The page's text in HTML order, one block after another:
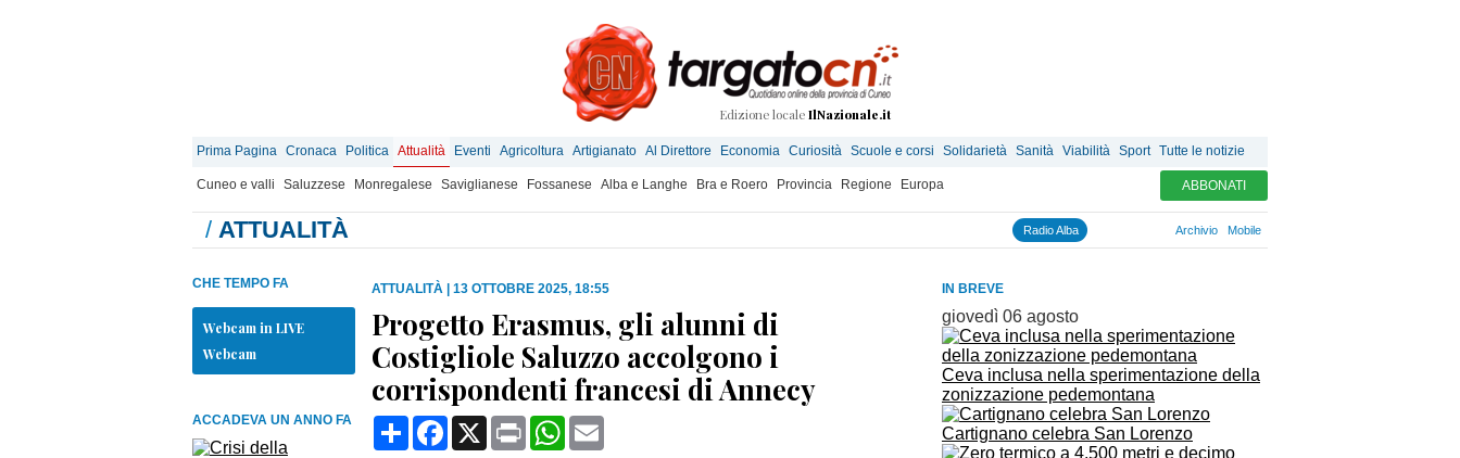
Edizione locale IlNazionale.it
Prima Pagina Cronaca Politica Attualità Eventi Agricoltura Artigianato Al Direttore Economia Curiosità Scuole e corsi Solidarietà Sanità Viabilità Sport Tutte le notizie
Cuneo e valli Saluzzese Monregalese Saviglianese Fossanese Alba e Langhe Bra e Roero Provincia Regione Europa ABBONATI
/ ATTUALITÀ Radio Alba Archivio Mobile
IN BREVE
giovedì 06 agosto
Ceva inclusa nella sperimentazione della
zonizzazione pedemontana
Cartignano celebra San Lorenzo
CHE TEMPO FA
Webcam in LIVE
Webcam
ACCADEVA UN ANNO FA
ATTUALITÀ 13 OTTOBRE 2025, 18:55
Progetto Erasmus, gli alunni di
Costigliole Saluzzo accolgono i
corrispondenti francesi di Annecy
CondividiFacebook
X Print WhatsApp